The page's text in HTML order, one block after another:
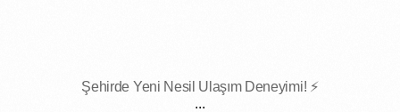
Şehirde Yeni Nesil Ulaşım Deneyimi! ⚡
...